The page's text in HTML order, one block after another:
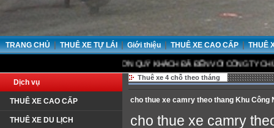
TRANG CHỦ | THUÊ XE TỰ LÁI | Giới thiệu | THUÊ XE CAO CẤP | THUÊ
CẢM ƠN QUÝ KHÁCH ĐÃ ĐẾN VỚI CÔNG TY CHÚNG TÔI.
Dịch vụ
THUÊ XE CAO CẤP
THUÊ XE DU LỊCH
Thuê xe 4 chỗ theo tháng
cho thue xe camry theo thang Khu Công
cho thue xe camry